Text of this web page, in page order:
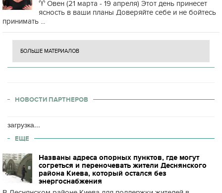
♈️ Овен (21 марта - 19 апреля) Этот день принесет
ясность в ваши планы Доверяйте себе и не бойтесь
принимать ...
БОЛЬШЕ МАТЕРИАЛОВ
НОВОСТИ ПАРТНЕРОВ
загрузка...
ЕЩЕ
Названы адреса опорных пунктов, где могут
согреться и переночевать жители Деснянского
района Киева, который остался без
энергоснабжения